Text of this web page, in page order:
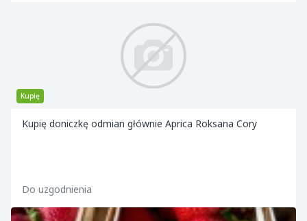
Kupię
Kupię doniczkę odmian głównie Aprica Roksana Cory
Do uzgodnienia